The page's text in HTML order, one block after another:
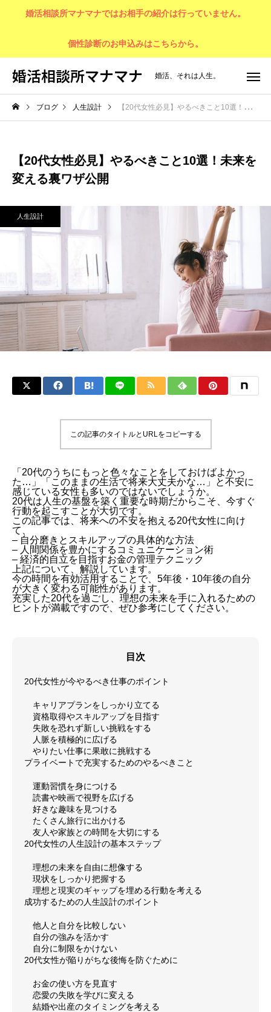
婚活相談所マナマナではお相手の紹介は行っていません。
個性診断のお申込みはこちらから。
婚活相談所マナマナ 婚活、それは人生。
ブログ 人生設計 【20代女性必見】やるべきこと10選！未来を変える裏ワザ公開
【20代女性必見】やるべきこと10選！未来を
変える裏ワザ公開
人生設計
この記事のタイトルとURLをコピーする
「20代のうちにもっと色々なことをしておけばよかっ
た…」「このままの生活で将来大丈夫かな…」と不安に
感じている女性も多いのではないでしょうか。
20代は人生の基盤を築く重要な時期だからこそ、今すぐ
行動を起こすことが大切です。
この記事では、将来への不安を抱える20代女性に向け
て、
– 自分磨きとスキルアップの具体的な方法
– 人間関係を豊かにするコミュニケーション術
– 経済的自立を目指すお金の管理テクニック
上記について、解説しています。
今の時間を有効活用することで、5年後・10年後の自分
が大きく変わる可能性があります。
充実した20代を過ごし、理想の未来を手に入れるための
ヒントが満載ですので、ぜひ参考にしてください。
目次
20代女性が今やるべき仕事のポイント
キャリアプランをしっかり立てる
資格取得やスキルアップを目指す
失敗を恐れず新しい挑戦をする
人脈を積極的に広げる
やりたい仕事に果敢に挑戦する
プライベートで充実するためのやるべきこと
運動習慣を身につける
読書や映画で視野を広げる
好きな趣味を見つける
たくさん旅行に出かける
友人や家族との時間を大切にする
20代女性の人生設計の基本ステップ
理想の未来を自由に想像する
現状をしっかり把握する
理想と現実のギャップを埋める行動を考える
成功するための人生設計のポイント
他人と自分を比較しない
自分の強みを活かす
自分に制限をかけない
20代女性が陥りがちな後悔を防ぐために
お金の使い方を見直す
恋愛の失敗を学びに変える
結婚や出産のタイミングを考える